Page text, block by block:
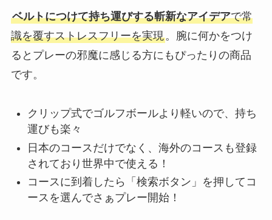
ベルトにつけて持ち運びする斬新なアイデアで常
識を覆すストレスフリーを実現。腕に何かをつけ
るとプレーの邪魔に感じる方にもぴったりの商品
です。
クリップ式でゴルフボールより軽いので、持ち
運びも楽々
日本のコースだけでなく、海外のコースも登録
されており世界中で使える！
コースに到着したら「検索ボタン」を押してコ
ースを選んでさぁプレー開始！